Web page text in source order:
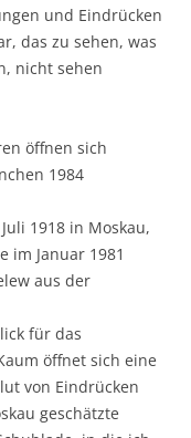
und Eindrücken
das zu sehen, was
nicht sehen
öffnen sich
1984
1918 in Moskau,
im Januar 1981
aus der
für das
öffnet sich eine
von Eindrücken
geschätzte